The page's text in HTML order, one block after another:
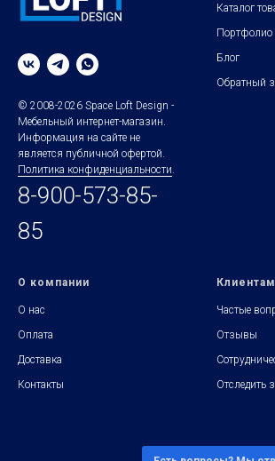
© 2008-2026 Space Loft Design -
Мебельный интернет-магазин.
Информация на сайте не
является публичной офертой.
Политика конфиденциальности
8-900-573-85-
85
Каталог
Портфолио
Блог
Обратный
О компании
О нас
Оплата
Доставка
Контакты
Клиентам
Частые
Отзывы
Отследить